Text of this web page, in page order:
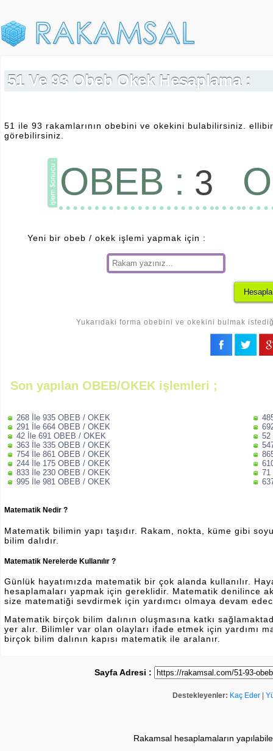
51 Ve 93 Obeb Okek Hesaplama :
51 ile 93 rakamlarının obebini ve okekini bulabilirsiniz.
görebilirsiniz.
OBEB : 3
Yeni bir obeb / okek işlemi yapmak için :
Yukarıdaki forma obebini ve okekini bulmak
Son yapılan OBEB/OKEK işlemleri ;
268 İle 935 OBEB / OKEK
291 İle 664 OBEB / OKEK
42 İle 691 OBEB / OKEK
363 İle 335 OBEB / OKEK
754 İle 861 OBEB / OKEK
244 İle 175 OBEB / OKEK
833 İle 230 OBEB / OKEK
995 İle 981 OBEB / OKEK
52
71
Matematik Nedir ?
Matematik bilimin yapı taşıdır. Rakam, nokta, küme gibi
bilim dalıdır.
Matematik Nerelerde Kullanılır ?
Günlük hayatımızda matematik bir çok alanda kullanılır.
hesaplamaları yapmak için gereklidir. Matematik denilince
size matematiği sevdirmek için yardımcı olmaya devam
Matematik birçok bilim dalının oluşmasına katkı
yer alır. Bilimler var olan olayları ifade etmek için yardımı
birçok bilim dalının kapısı matematik ile aralanır.
Sayfa Adresi :
Destekleyenler: Kaç Eder
Rakamsal hesaplamaların